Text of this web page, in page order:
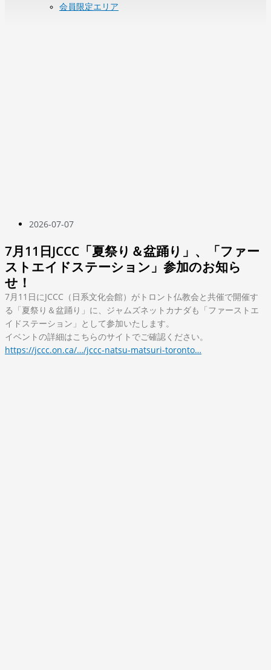
会員限定エリア
2026-07-07
7月11日JCCC「夏祭り＆盆踊り」、「ファー
ストエイドステーション」参加のお知ら
せ！
7月11日にJCCC（日系文化会館）がトロント仏教会と共催で開催す
る「夏祭り＆盆踊り」に、ジャムズネットカナダも「ファーストエ
イドステーション」として参加いたします。
イベントの詳細はこちらのサイトでご確認ください。
https://jccc.on.ca/…/jccc-natsu-matsuri-toronto…